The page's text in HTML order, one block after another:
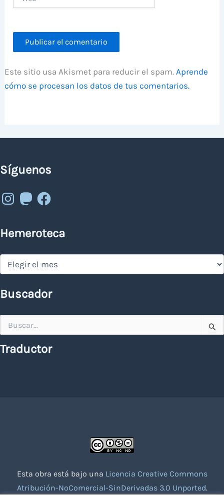
Este sitio usa Akismet para reducir el spam.Aprende
cómo se procesan los datos de tus comentarios.
Síguenos
Instagram
MastodonFacebook
Hemeroteca
Hemeroteca
Buscador
por:
Traductor
Esta obra está bajo una Licencia Creative Commons
Atribución-NoComercial-SinDerivadas 3.0 Unported.